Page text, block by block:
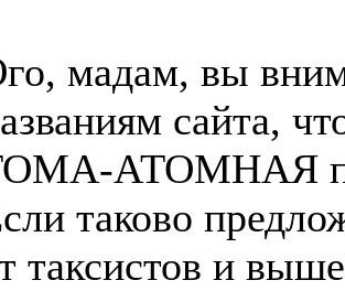
мадам, вы
сайта,
АТОМНАЯ
таково
таксистов и выше